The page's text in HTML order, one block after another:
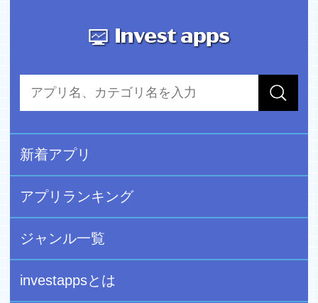
■お問い合わせ
ホームトレード部
電話番号:0120-365-686
新着アプリ
アプリランキング
ジャンル一覧
investappsとは